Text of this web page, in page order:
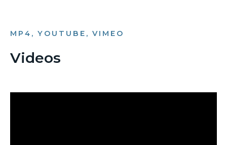
MP4, YOUTUBE, VIMEO
Videos